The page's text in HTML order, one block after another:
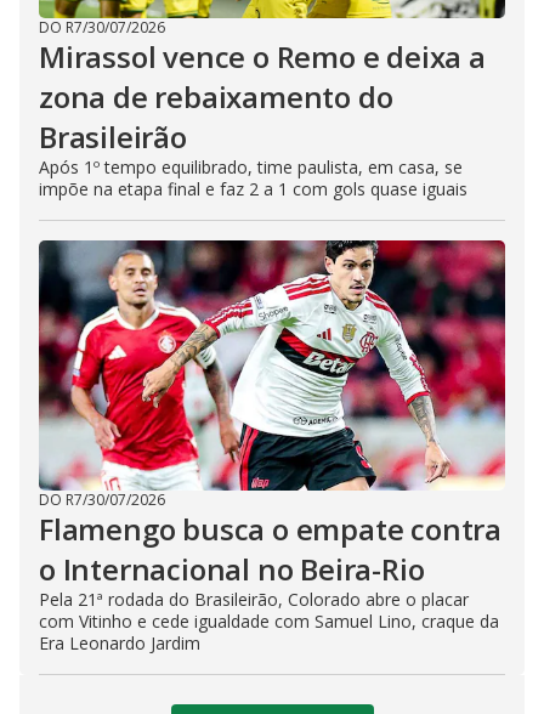
DO R7/30/07/2026
Mirassol vence o Remo e deixa a
zona de rebaixamento do
Brasileirão
Após 1º tempo equilibrado, time paulista, em casa, se
impõe na etapa final e faz 2 a 1 com gols quase iguais
DO R7/30/07/2026
Flamengo busca o empate contra
o Internacional no Beira-Rio
Pela 21ª rodada do Brasileirão, Colorado abre o placar
com Vitinho e cede igualdade com Samuel Lino, craque da
Era Leonardo Jardim